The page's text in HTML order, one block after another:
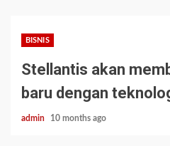
BISNIS
Stellantis akan
baru dengan
admin 10 months ago